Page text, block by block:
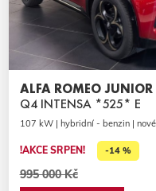
ALFA ROMEO JUNIOR
Q4 INTENSA *525* E
107 kW | hybridní - benzin | nové
!AKCE SRPEN! -14 %
995 000 Kč